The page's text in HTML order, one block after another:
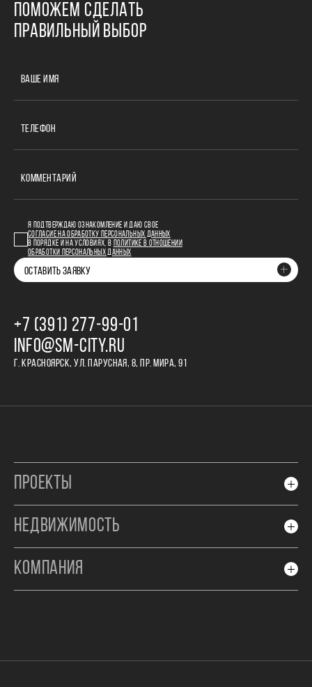
ПОМОЖЕМ СДЕЛАТЬ
ПРАВИЛЬНЫЙ ВЫБОР
ВАШЕ ИМЯ
ТЕЛЕФОН
КОММЕНТАРИЙ
Я ПОДТВЕРЖДАЮ ОЗНАКОМЛЕНИЕ И ДАЮ СВОЕ
СОГЛАСИЕ НА ОБРАБОТКУ ПЕРСОНАЛЬНЫХ ДАННЫХ
В ПОРЯДКЕ И НА УСЛОВИЯХ, В
ПОЛИТИКЕ В ОТНОШЕНИИ
ОБРАБОТКИ ПЕРСОНАЛЬНЫХ ДАННЫХ
ОСТАВИТЬ ЗАЯВКУ
+7 (391) 277‒99‒01
INFO@SM-CITY.RU
Г. КРАСНОЯРСК, УЛ. ПАРУСНАЯ, 8, ПР. МИРА, 91
ПРОЕКТЫ
НЕДВИЖИМОСТЬ
КОМПАНИЯ